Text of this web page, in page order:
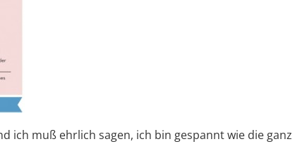
ich muß ehrlich sagen, ich bin gespannt wie die ganz